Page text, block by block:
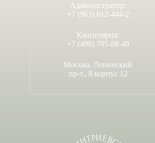
Администратор:
+7 (963) 612-444-2
Канцелярия:
+7 (499) 705-88-40
Москва, Ленинский
пр-т., 8 корпус 12